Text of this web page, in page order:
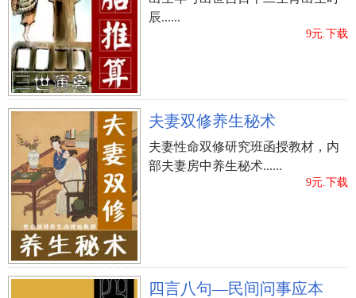
辰......
9元.下载
夫妻双修养生秘术
夫妻性命双修研究班函授教材，内
部夫妻房中养生秘术......
9元.下载
四言八句—民间问事应本